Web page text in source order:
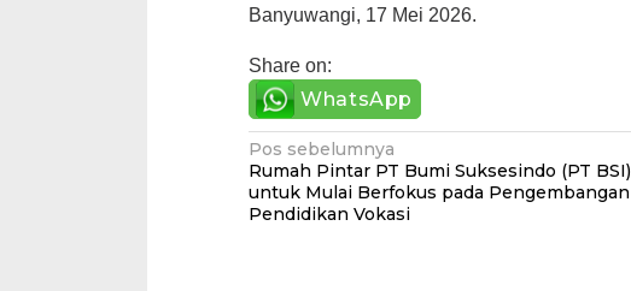
Banyuwangi, 17 Mei 2026.
Share on:
WhatsApp
Navigasi
pos
Pos sebelumnya
Rumah Pintar PT Bumi Suksesindo (PT BSI)
untuk Mulai Berfokus pada Pengembangan
Pendidikan Vokasi